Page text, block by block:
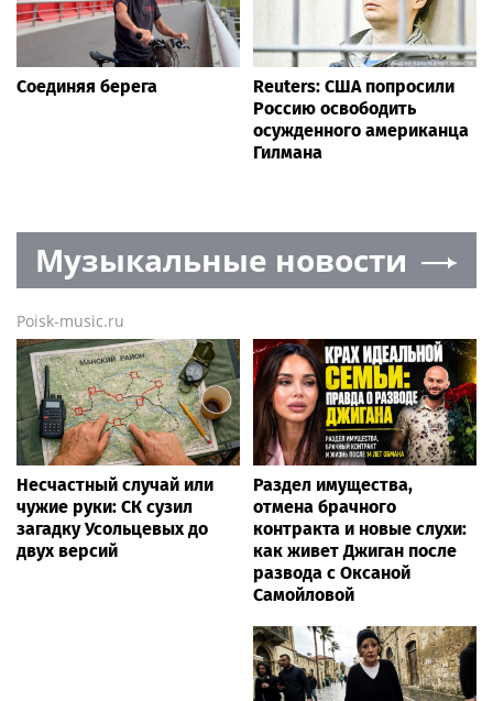
Соединяя берега
Reuters: США попросили
Россию освободить
осужденного американца
Гилмана
Музыкальные новости
Poisk-music.ru
Несчастный случай или
чужие руки: СК сузил
загадку Усольцевых до
двух версий
Раздел имущества,
отмена брачного
контракта и новые слухи:
как живет Джиган после
развода с Оксаной
Самойловой